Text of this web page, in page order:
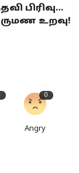
பிரிவு…
உறவு!
0
Angry